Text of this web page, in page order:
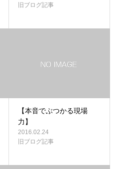
旧ブログ記事
【本音でぶつかる現場
力】
2016.02.24
旧ブログ記事